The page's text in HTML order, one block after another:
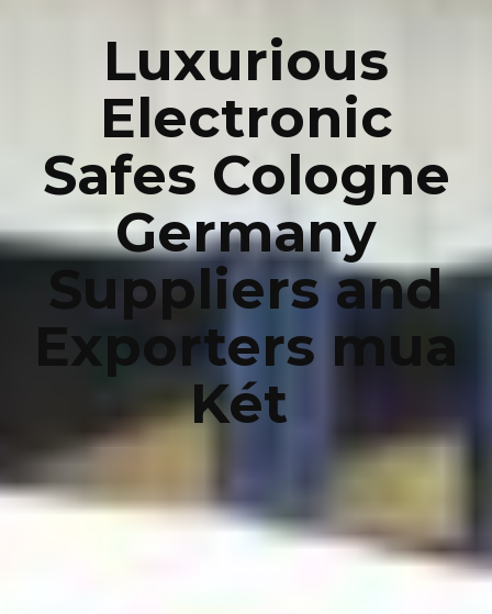
Luxurious
Electronic
Safes Cologne
Germany
Suppliers and
Exporters mua
Két